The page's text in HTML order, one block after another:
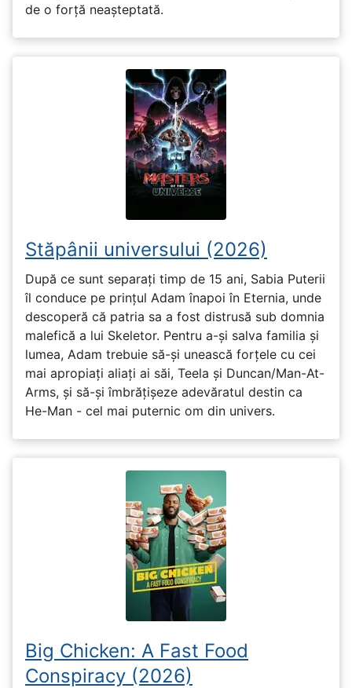
de o forță neașteptată.
Stăpânii universului (2026)
După ce sunt separați timp de 15 ani, Sabia Puterii
îl conduce pe prințul Adam înapoi în Eternia, unde
descoperă că patria sa a fost distrusă sub domnia
malefică a lui Skeletor. Pentru a-și salva familia și
lumea, Adam trebuie să-și unească forțele cu cei
mai apropiați aliați ai săi, Teela și Duncan/Man-At-
Arms, și să-și îmbrățișeze adevăratul destin ca
He-Man - cel mai puternic om din univers.
Big Chicken: A Fast Food
Conspiracy (2026)